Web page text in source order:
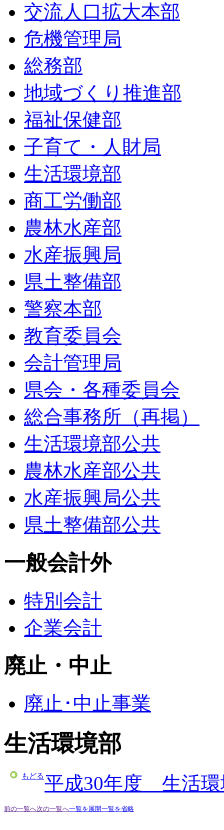
交流人口拡大本部
危機管理局
総務部
地域づくり推進部
福祉保健部
子育て・人財局
生活環境部
商工労働部
農林水産部
水産振興局
県土整備部
警察本部
教育委員会
会計管理局
県会・各種委員会
総合事務所（再掲）
生活環境部公共
農林水産部公共
水産振興局公共
県土整備部公共
一般会計外
特別会計
企業会計
廃止・中止
廃止･中止事業
生活環境部
もどる平成30年度 生活環
前の一覧へ次の一覧へ一覧を展開一覧を省略